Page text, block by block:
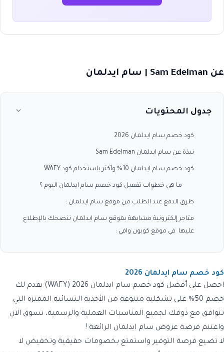
عن Sam Edelman | سام ايدلمان
جدول المحتويات
كود خصم سام ايدلمان 2026
نبذة عن سام ايدلمان Sam Edelman
كود خصم سام ايدلمان 10% وأكثر باستخدام كود WAFY
ما هي خطوات تفعيل كود خصم سام ايدلمان اليوم ؟
طرق الدفع عند الطلب من موقع سام ايدلمان :
متاجر إلكترونية مشابهة بموقع سام ايدلمان ننصحك بالإطلاع
عليها في موقع كوبون وافي :
كود خصم سام ايدلمان 2026
احصل على أفضل كود خصم سام ايدلمان 2026 (WAFY) يقدم لك
خصم 50% على تشكلية متنوعة من الأحذية النسائية المميزة التي
تتوافق مع ذوقك لجميع المناسبات العملية والرسمية، تسوق الآن
واغتنم فرصة عروض سام ايدلمان الرائعة !
لا تضيع فرصة التوفير واستمتع بخصومات حقيقية وتخفيض لا